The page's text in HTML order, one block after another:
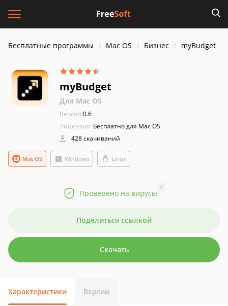
Бесплатные программы Mac OS Бизнес myBudget
myBudget
Для Mac OS
Версия:0.6
Лицензия: Бесплатно для Mac OS
428 скачиваний
Windows Linux
Mac OS
Проверено на вирусы
?
Поделиться ссылкой
Скачать
Характеристики Версии